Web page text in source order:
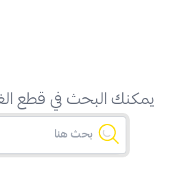
يمكنك البحث في قطع